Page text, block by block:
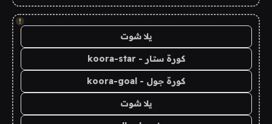
!
يلا شوت
كورة ستار - koora-star
كورة جول - koora-goal
يلا شوت